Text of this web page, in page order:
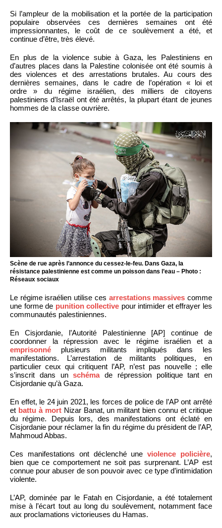
Si l’ampleur de la mobilisation et la portée de la participation
populaire observées ces dernières semaines ont été
impressionnantes, le coût de ce soulèvement a été, et
continue d’être, très élevé.
En plus de la violence subie à Gaza, les Palestiniens en
d’autres places dans la Palestine colonisée ont été soumis à
des violences et des arrestations brutales. Au cours des
dernières semaines, dans le cadre de l’opération « loi et
ordre » du régime israélien, des milliers de citoyens
palestiniens d’Israël ont été arrêtés, la plupart étant de jeunes
hommes de la classe ouvrière.
Scène de rue après l’annonce du cessez-le-feu. Dans Gaza, la
résistance palestinienne est comme un poisson dans l’eau – Photo :
Réseaux sociaux
Le régime israélien utilise ces arrestations massives comme
une forme de punition collective pour intimider et effrayer les
communautés palestiniennes.
En Cisjordanie, l’Autorité Palestinienne [AP] continue de
coordonner la répression avec le régime israélien et a
emprisonné plusieurs militants impliqués dans les
manifestations. L’arrestation de militants politiques, en
particulier ceux qui critiquent l’AP, n’est pas nouvelle ; elle
s’inscrit dans unschémade répression politique tant en
Cisjordanie qu’à Gaza.
En effet, le 24 juin 2021, les forces de police de l’AP ont arrêté
et battu à mortNizar Banat, un militant bien connu et critique
du régime. Depuis lors, des manifestations ont éclaté en
Cisjordanie pour réclamer la fin du régime du président de l’AP,
Mahmoud Abbas.
Ces manifestations ont déclenché uneviolence policière,
bien que ce comportement ne soit pas surprenant. L’AP est
connue pour abuser de son pouvoir avec ce type d’intimidation
violente.
L’AP, dominée par le Fatah en Cisjordanie, a été totalement
mise à l’écart tout au long du soulèvement, notamment face
aux proclamations victorieuses du Hamas.